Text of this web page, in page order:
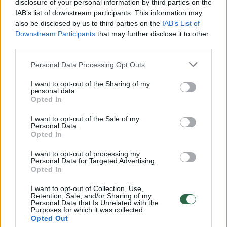
disclosure of your personal information by third parties on the
IAB’s list of downstream participants. This information may
also be disclosed by us to third parties on the IAB’s List of
Downstream Participants that may further disclose it to other
Personal Data Processing Opt Outs
I want to opt-out of the Sharing of my
personal data.
Opted In
I want to opt-out of the Sale of my
Personal Data.
Opted In
I want to opt-out of processing my
Personal Data for Targeted Advertising.
Opted In
I want to opt-out of Collection, Use,
Retention, Sale, and/or Sharing of my
Personal Data that Is Unrelated with the
Purposes for which it was collected.
Opted Out
00:00:30
Vaizdai iš tragiškos avarijos Vilniaus r.: dviejų moterų ir
vaiko gyvybių išgelbėti nepavyko
Žinios | Lietuvos diena
Savaitės vidurys nusimato karštas: temperatūra kils iki
32 laipsnių šilumos
Ukrainos politikoje: jis yra neteisus
Laidos
00:00:59
Nufilmavo, kaip patvino Vilniaus Vakarinis aplinkkelis:
vaizdas pribloškia